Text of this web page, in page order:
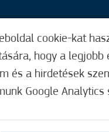
ÍGY MŰKÖDIK
cookie-kat
hogy a
és a hirdetések
Google